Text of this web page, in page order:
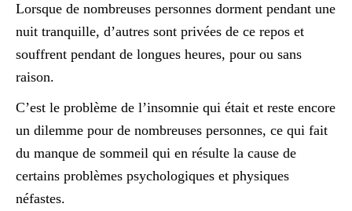
Lorsque de nombreuses personnes dorment pendant une
nuit tranquille, d’autres sont privées de ce repos et
souffrent pendant de longues heures, pour ou sans
raison.
C’est le problème de l’insomnie qui était et reste encore
un dilemme pour de nombreuses personnes, ce qui fait
du manque de sommeil qui en résulte la cause de
certains problèmes psychologiques et physiques
néfastes.